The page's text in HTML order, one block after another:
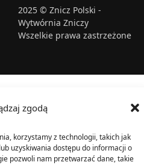
zgodą
korzystamy z technologii, takich jak
uzyskiwania dostępu do informacji o
pozwoli nam przetwarzać dane, takie
2025 © Znicz Polski -
Wytwórnia Zniczy
Wszelkie prawa zastrzeżone